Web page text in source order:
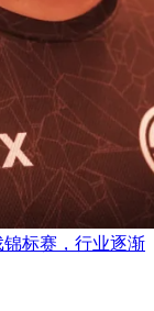
锦标赛，行业逐渐